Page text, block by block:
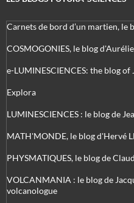
Carnets de bord d’un martien, le
COSMOGONIES, le blog
e-LUMINESCIENCES: the blog
Explora
LUMINESCIENCES : le blog de
MATH'MONDE, le blog d'Hervé
PHYSMATIQUES, le blog de
VOLCANMANIA : le blog de
volcanologue